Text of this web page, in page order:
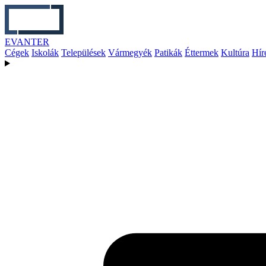
EVANTER
Cégek Iskolák Települések Vármegyék Patikák Éttermek Kultúra